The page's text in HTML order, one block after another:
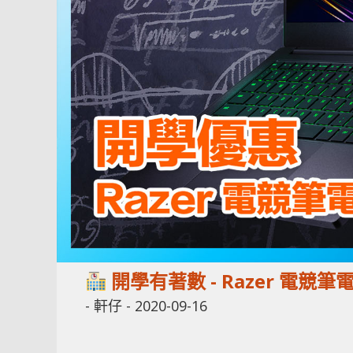
開學有著數 - Razer 電競筆
- 軒仔 - 2020-09-16